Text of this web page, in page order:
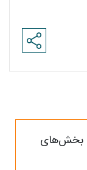
بخش‌های